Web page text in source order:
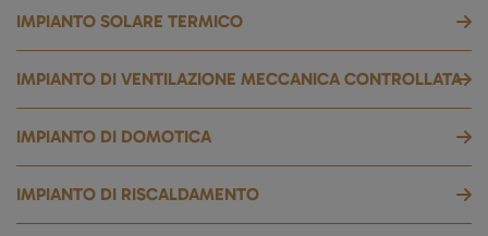
IMPIANTO SOLARE TERMICO
IMPIANTO DI VENTILAZIONE MECCANICA CONTROLLATA
IMPIANTO DI DOMOTICA
IMPIANTO DI RISCALDAMENTO